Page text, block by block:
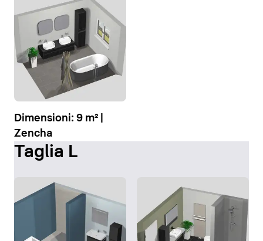
Dimensioni: 9 m² |
Zencha
Taglia L